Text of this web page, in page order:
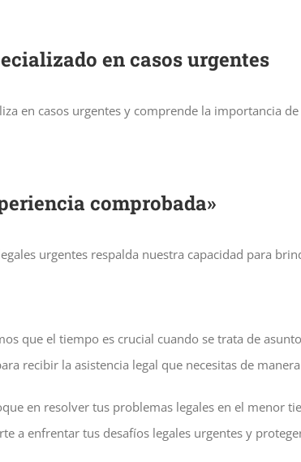
en casos urgentes
en casos urgentes y comprende la importancia
comprobada»
urgentes respalda nuestra capacidad para
que el tiempo es crucial cuando se trata de
recibir la asistencia legal que necesitas de
en resolver tus problemas legales en el menor
a enfrentar tus desafíos legales urgentes y